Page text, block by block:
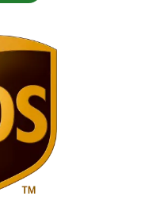
árboles en el páramo de